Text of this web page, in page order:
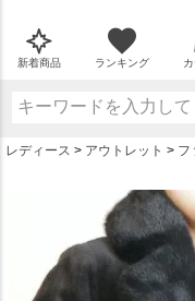
新着商品 ランキング
レディース アウトレット フ